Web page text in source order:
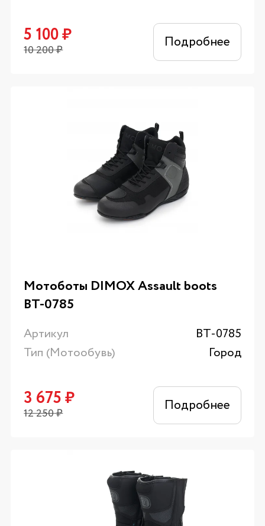
5 100₽
10 200₽ Подробнее
Мотоботы DIMOX Assault boots
ВТ-0785
Артикул
ВТ-0785
Тип (Мотообувь)
Город
3 675₽
12 250₽ Подробнее